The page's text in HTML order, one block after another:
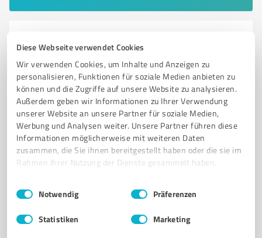
Diese Webseite verwendet Cookies
Wir verwenden Cookies, um Inhalte und Anzeigen zu
personalisieren, Funktionen für soziale Medien anbieten zu
können und die Zugriffe auf unsere Website zu analysieren.
Außerdem geben wir Informationen zu Ihrer Verwendung
unserer Website an unsere Partner für soziale Medien,
Werbung und Analysen weiter. Unsere Partner führen diese
Informationen möglicherweise mit weiteren Daten
zusammen, die Sie ihnen bereitgestellt haben oder die sie im
Rahmen Ihrer Nutzung der Dienste gesammelt haben.
Impressum Datenschutzbestimmungen
Einwilligungsauswahl
Notwendig Präferenzen
Statistiken Marketing
6 Bauwesen
Rapp Bau GmbH
Rapp Bau GmbH – Ihr Meisterbetrieb für Bauprojekte
in der Region!
NEUBAU UMBAU SANIERUNG BAULEISTUNGEN BERATUNG
Hauptstraße 98/2, 88433 Schemmerhofen
info@rappbau.de rappbau.de/
9Bewertungen (1 Quelle)